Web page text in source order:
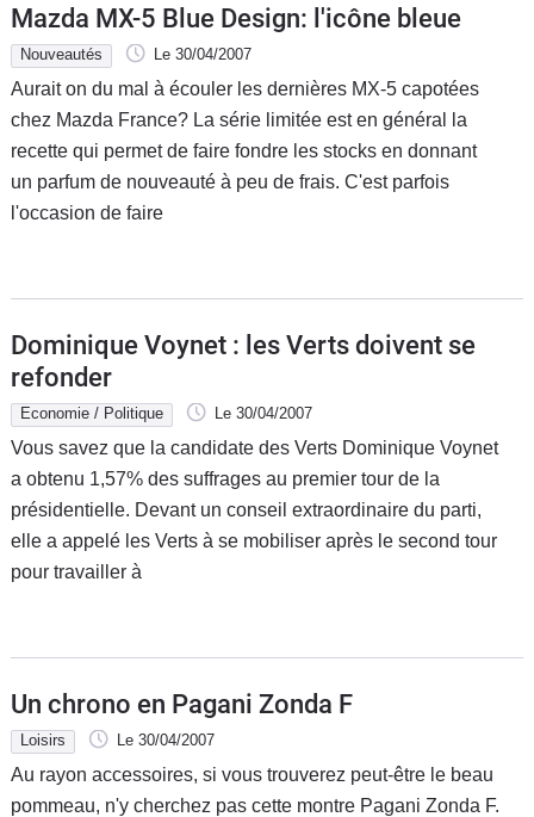
Mazda MX-5 Blue Design: l'icône bleue
Nouveautés Le 30/04/2007
Aurait on du mal à écouler les dernières MX-5 capotées
chez Mazda France? La série limitée est en général la
recette qui permet de faire fondre les stocks en donnant
un parfum de nouveauté à peu de frais. C'est parfois
l'occasion de faire
Dominique Voynet : les Verts doivent se
refonder
Economie / Politique Le 30/04/2007
Vous savez que la candidate des Verts Dominique Voynet
a obtenu 1,57% des suffrages au premier tour de la
présidentielle. Devant un conseil extraordinaire du parti,
elle a appelé les Verts à se mobiliser après le second tour
pour travailler à
Un chrono en Pagani Zonda F
Loisirs Le 30/04/2007
Au rayon accessoires, si vous trouverez peut-être le beau
pommeau, n'y cherchez pas cette montre Pagani Zonda F.